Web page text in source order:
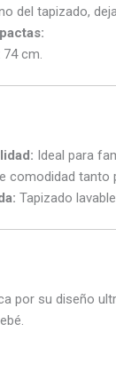
del tapizado,
74 cm.
Ideal para
comodidad tanto
Tapizado
por su diseño